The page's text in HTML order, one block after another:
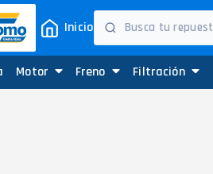
Inicio
Motor Freno Filtración